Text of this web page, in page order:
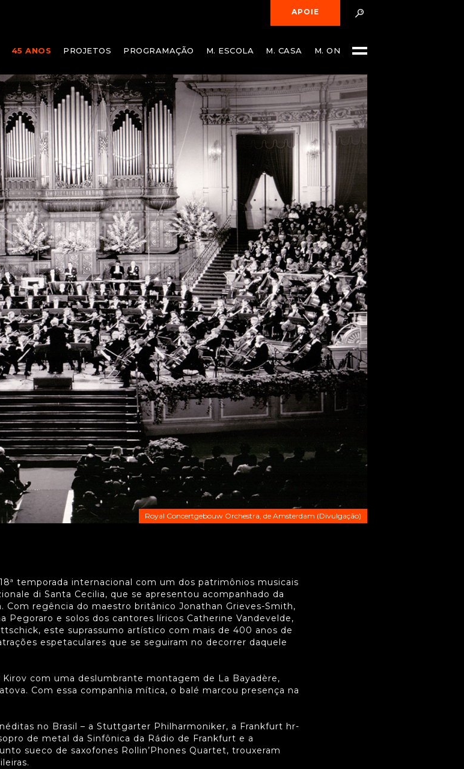
APOIE
45 ANOS PROJETOS PROGRAMAÇÃO M. ESCOLA M. CASA M. ON
Royal Concertgebouw Orchestra, de Amsterdam (Divulgação)
temporada internacional com um dos patrimônios musicais
di Santa Cecilia, que se apresentou acompanhado da
Com regência do maestro britânico Jonathan Grieves-Smith,
Pegoraro e solos dos cantores líricos Catherine Vandevelde,
este suprassumo artístico com mais de 400 anos de
espetaculares que se seguiram no decorrer daquele
com uma deslumbrante montagem de La Bayadère,
Com essa companhia mítica, o balé marcou presença na
no Brasil – a Stuttgarter Philharmoniker, a Frankfurt hr-
de metal da Sinfônica da Rádio de Frankfurt e a
sueco de saxofones Rollin’Phones Quartet, trouxeram